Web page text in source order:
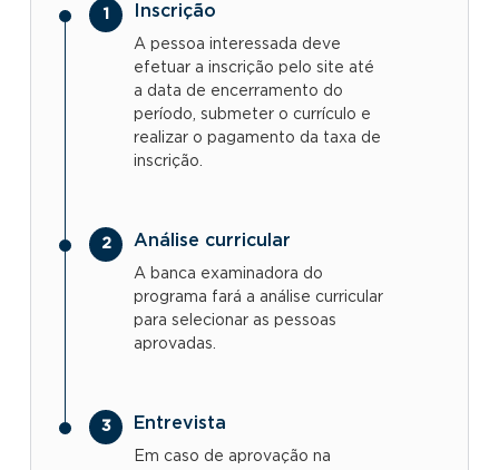
Inscrição
A pessoa interessada deve
efetuar a inscrição pelo site até
a data de encerramento do
período, submeter o currículo e
realizar o pagamento da taxa de
inscrição.
Análise curricular
A banca examinadora do
programa fará a análise curricular
para selecionar as pessoas
aprovadas.
Entrevista
Em caso de aprovação na